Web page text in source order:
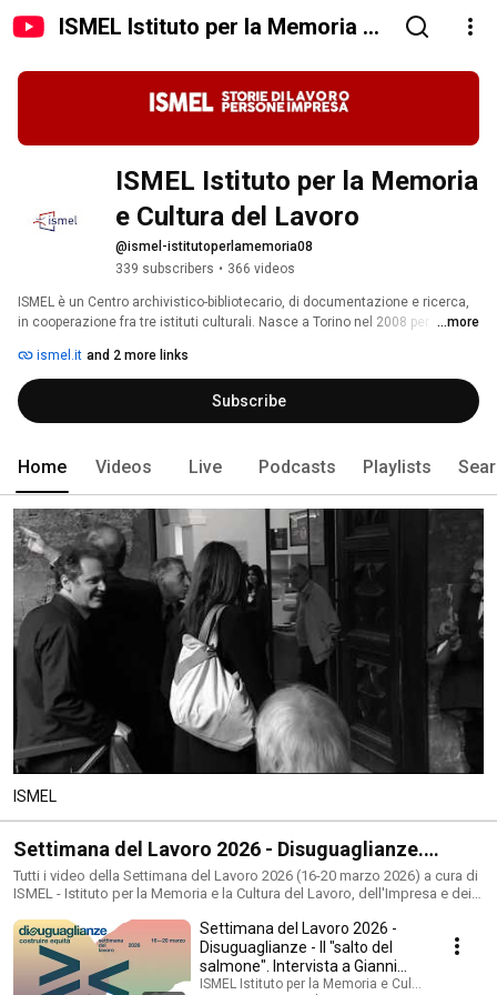
ISMEL Istituto per la Memoria e
ISMEL Istituto per la Memoria
e Cultura del Lavoro
@ismel-istitutoperlamemoria08
339 subscribers • 366 videos
ISMEL è un Centro archivistico-bibliotecario, di documentazione e ricerca,
in cooperazione fra tre istituti culturali. Nasce a Torino nel 2008 per
costituita dal suo sviluppo industriale nel XX secolo. Grazie alla sua
compagine associativa è un progetto unico nel genere in Italia, e tra i pochi
in Europa, capace non solo di custodire la memoria storica e le
testimonianze sul lavoro e sui diritti sociali ma di restituirle a un pubblico
...more
ismel.it and 2 more links
Subscribe
Home Videos Live Podcasts Playlists
ISMEL
Settimana del Lavoro 2026 - Disuguaglianze.
Costruire equità
Tutti i video della Settimana del Lavoro 2026 (16-20 marzo 2026) a cura di
ISMEL - Istituto per la Memoria e la Cultura del Lavoro, dell'Impresa e dei
Settimana del Lavoro 2026 -
Disuguaglianze - Il "salto del
salmone". Intervista a Gianni
Oliva
ISMEL Istituto per la Memoria e Cultura del